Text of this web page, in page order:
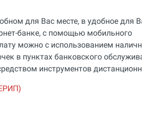
для Вас месте, в удобное для
банке, с помощью мобильного
можно с использованием
в пунктах банковского
инструментов